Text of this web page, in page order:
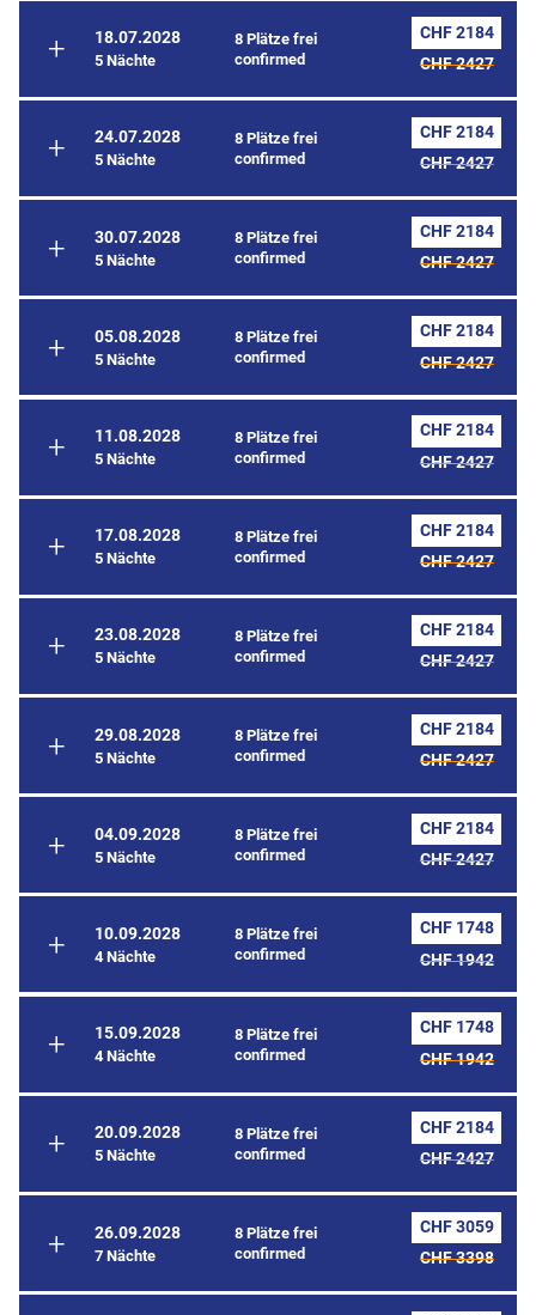
18.07.2028
5 Nächte
8 Plätze frei
confirmed
CHF 2184
CHF 2427
24.07.2028
5 Nächte
8 Plätze frei
confirmed
CHF 2184
CHF 2427
30.07.2028
5 Nächte
8 Plätze frei
confirmed
CHF 2184
CHF 2427
05.08.2028
5 Nächte
8 Plätze frei
confirmed
CHF 2184
CHF 2427
11.08.2028
5 Nächte
8 Plätze frei
confirmed
CHF 2184
CHF 2427
17.08.2028
5 Nächte
8 Plätze frei
confirmed
CHF 2184
CHF 2427
23.08.2028
5 Nächte
8 Plätze frei
confirmed
CHF 2184
CHF 2427
29.08.2028
5 Nächte
8 Plätze frei
confirmed
CHF 2184
CHF 2427
04.09.2028
5 Nächte
8 Plätze frei
confirmed
CHF 2184
CHF 2427
10.09.2028
4 Nächte
8 Plätze frei
confirmed
CHF 1748
CHF 1942
15.09.2028
4 Nächte
8 Plätze frei
confirmed
CHF 1748
CHF 1942
20.09.2028
5 Nächte
8 Plätze frei
confirmed
CHF 2184
CHF 2427
26.09.2028
7 Nächte
8 Plätze frei
confirmed
CHF 3059
CHF 3398